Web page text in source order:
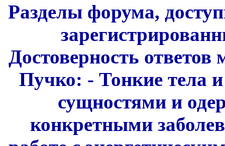
Разделы форума,
Достоверность
Пучко: - Тонкие тела
сущностями и
конкретными